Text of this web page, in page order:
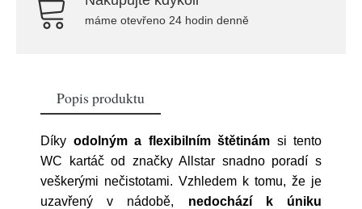
máme otevřeno 24 hodin denně
Popis produktu
Díky odolným a flexibilním štětinám si tento
WC kartáč od značky Allstar snadno poradí s
veškerými nečistotami. Vzhledem k tomu, že je
uzavřený v nádobě, nedochází k úniku